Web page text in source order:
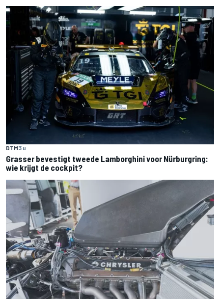
DTM3 u
Grasser bevestigt tweede Lamborghini voor Nürburgring:
wie krijgt de cockpit?